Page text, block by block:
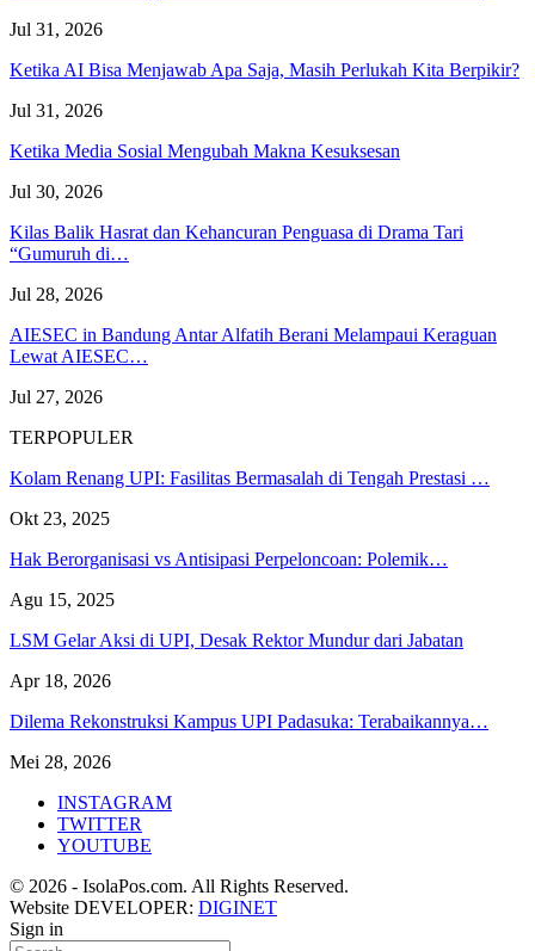
Jul 31, 2026
Ketika AI Bisa Menjawab Apa Saja, Masih Perlukah Kita Berpikir?
Jul 31, 2026
Ketika Media Sosial Mengubah Makna Kesuksesan
Jul 30, 2026
Kilas Balik Hasrat dan Kehancuran Penguasa di Drama Tari
“Gumuruh di…
Jul 28, 2026
AIESEC in Bandung Antar Alfatih Berani Melampaui Keraguan
Lewat AIESEC…
Jul 27, 2026
TERPOPULER
Kolam Renang UPI: Fasilitas Bermasalah di Tengah Prestasi …
Okt 23, 2025
Hak Berorganisasi vs Antisipasi Perpeloncoan: Polemik…
Agu 15, 2025
LSM Gelar Aksi di UPI, Desak Rektor Mundur dari Jabatan
Apr 18, 2026
Dilema Rekonstruksi Kampus UPI Padasuka: Terabaikannya…
Mei 28, 2026
INSTAGRAM
TWITTER
YOUTUBE
© 2026 - IsolaPos.com. All Rights Reserved.
Website DEVELOPER: DIGINET
Sign in